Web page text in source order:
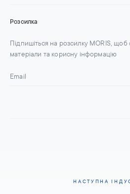
Розсилка
Підпишіться на розсилку MORIS, щоб
матеріали та корисну інформацію
НАСТУПНА